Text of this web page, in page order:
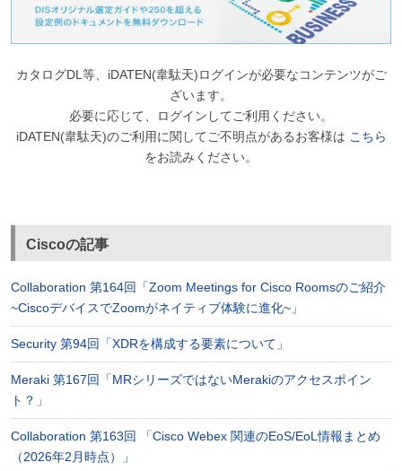
カタログDL等、iDATEN(韋駄天)ログインが必要なコンテンツがご
ざいます。
必要に応じて、ログインしてご利用ください。
iDATEN(韋駄天)のご利用に関してご不明点があるお客様は こちら
をお読みください。
Ciscoの記事
Collaboration 第164回「Zoom Meetings for Cisco Roomsのご紹介
~CiscoデバイスでZoomがネイティブ体験に進化~」
Security 第94回「XDRを構成する要素について」
Meraki 第167回「MRシリーズではないMerakiのアクセスポイン
ト？」
Collaboration 第163回 「Cisco Webex 関連のEoS/EoL情報まとめ
（2026年2月時点）」